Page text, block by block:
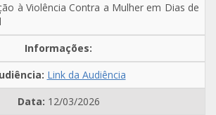
à Violência Contra a Mulher em Dias de
Link da Audiência
12/03/2026